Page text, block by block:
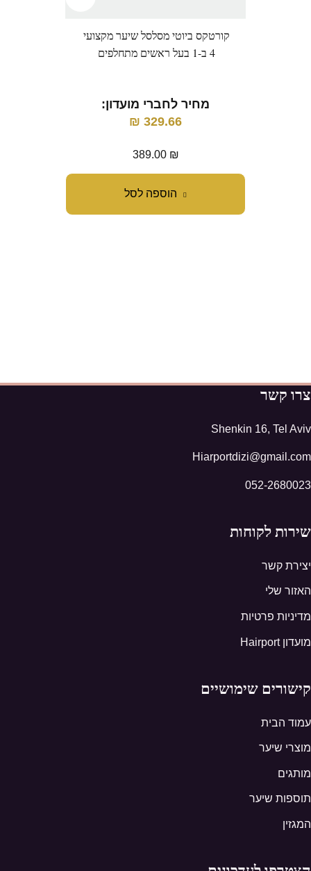
הוספה לסל
קורטקס ביוטי מסלסל שיער מקצועי
4 ב-1 בעל ראשים מתחלפים
מחיר לחברי מועדון:
329.66
₪
389.00 ₪
צרו קשר
Shenkin 16, Tel Aviv
Hiarportdizi@gmail.com
052-2680023
שירות לקוחות
יצירת קשר
האזור שלי
מדיניות פרטיות
מועדון Hairport
קישורים שימושיים
עמוד הבית
מוצרי שיער
מותגים
תוספות שיער
המגזין